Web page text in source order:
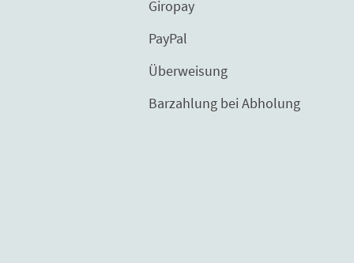
Giropay
PayPal
Überweisung
Barzahlung bei Abholung